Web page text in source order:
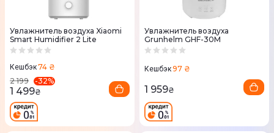
Увлажнитель воздуха Xiaomi
Smart Humidifier 2 Lite
Кешбэк74 ₴
2 199
-32%
1 499₴
Увлажнитель воздуха
Grunhelm GHF-30M
Кешбэк97 ₴
1 959₴